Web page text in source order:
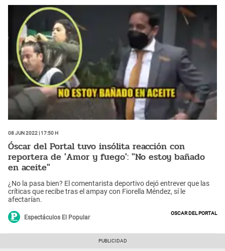
08 Jun 2022 | 17:50 h
Óscar del Portal tuvo insólita reacción con
reportera de 'Amor y fuego': "No estoy bañado
en aceite"
¿No la pasa bien? El comentarista deportivo dejó entrever que las
críticas que recibe tras el ampay con Fiorella Méndez, sí le
afectarían.
Espectáculos El Popular
Oscar del Portal